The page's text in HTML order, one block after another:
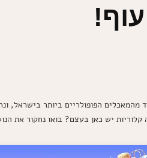
הפופולריים ביותר בישראל,
יש כאן בעצם? בואו נחקור את